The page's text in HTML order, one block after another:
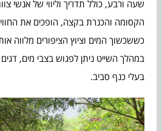
שעה ורבע, כולל תדריך וליווי של אנשי
הקסומה והכנרת בקצה, הופכים את
כששכשוך המים וציוץ הציפורים מלווה
במהלך השייט ניתן לפגוש בצבי מים,
בעלי כנף סביב.